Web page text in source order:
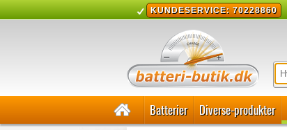
KUNDESERVICE: 70228860
Batterier Diverse-produkter